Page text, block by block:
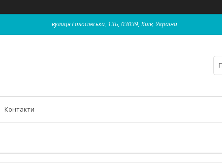
вулиця Голосіївська, 13Б, 03039, Київ, Україна
Контакти